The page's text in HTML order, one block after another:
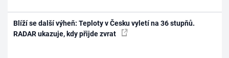
Blíží se další výheň: Teploty v Česku vyletí na 36 stupňů.
RADAR ukazuje, kdy přijde zvrat